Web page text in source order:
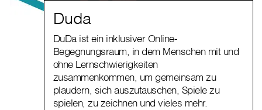
Duda
DuDa ist ein inklusiver Online-
Begegnungsraum, in dem Menschen mit und
ohne Lernschwierigkeiten
zusammenkommen, um gemeinsam zu
plaudern, sich auszutauschen, Spiele zu
spielen, zu zeichnen und vieles mehr.